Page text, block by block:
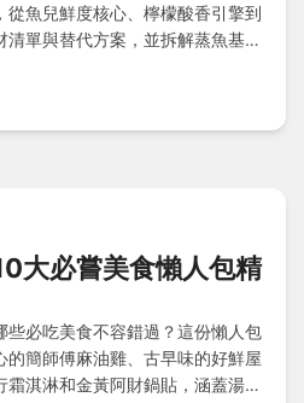
魚兒鮮度核心、檸檬酸香引擎到
清單與替代方案，並拆解蒸魚基
。
大必嘗美食懶人包精
些必吃美食不容錯過？這份懶人包
簡師傅麻油雞、古早味的好鮮屋
霜淇淋和金黃阿財鍋貼，涵蓋湯